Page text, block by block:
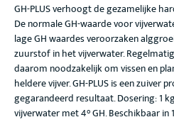
GH-PLUS verhoogt de gezamelijke
De normale GH-waarde voor
lage GH waardes veroorzaken
zuurstof in het vijverwater.
daarom noodzakelijk om vissen en
heldere vijver. GH-PLUS is een zuiver
gegarandeerd resultaat. Dosering: 1
vijverwater met 4° GH. Beschikbaar in